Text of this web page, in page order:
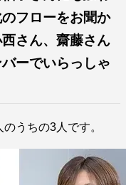
フローをお聞か
さん、齋藤さん
ーでいらっしゃ
うちの3人です。